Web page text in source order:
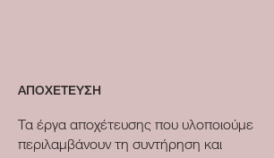
ΑΠΟΧΕΤΕΥΣΗ
Τα έργα αποχέτευσης που υλοποιούμε
περιλαμβάνουν τη συντήρηση και